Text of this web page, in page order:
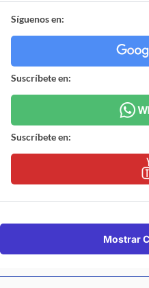
Síguenos en:
Suscríbete en:
Suscríbete en:
Mostrar